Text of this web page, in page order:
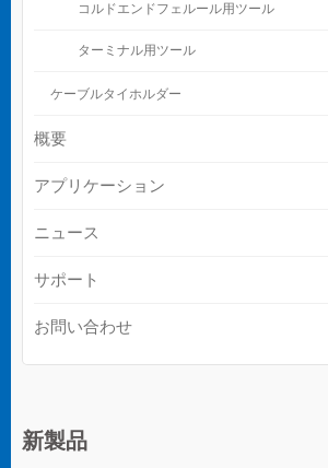
コルドエンドフェルール用ツール
ターミナル用ツール
ケーブルタイホルダー
概要
アプリケーション
ニュース
サポート
お問い合わせ
新製品